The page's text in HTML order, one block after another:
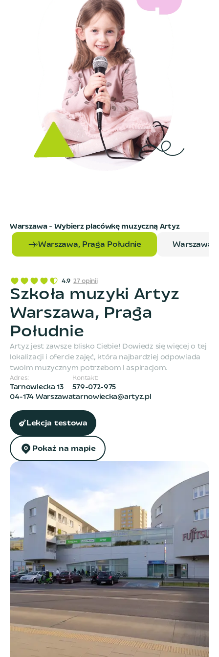
Warszawa- Wybierz placówkę muzyczną Artyz
Warszawa, Praga Południe Warszawa,
4.9 27opinii
Szkoła muzyki Artyz
Warszawa, Praga
Południe
Artyz jest zawsze blisko Ciebie! Dowiedz się więcej o tej
lokalizacji i ofercie zajęć, która najbardziej odpowiada
twoim muzycznym potrzebom i aspiracjom.
Adres:
Tarnowiecka 13
04-174 Warszawa
Kontakt:
579-072-975
tarnowiecka@artyz.pl
Lekcja testowa
Pokaż na mapie